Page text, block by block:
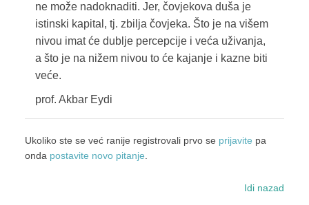
ne može nadoknaditi. Jer, čovjekova duša je
istinski kapital, tj. zbilja čovjeka. Što je na višem
nivou imat će dublje percepcije i veća uživanja,
a što je na nižem nivou to će kajanje i kazne biti
veće.
prof. Akbar Eydi
Ukoliko ste se već ranije registrovali prvo se prijavite pa
onda postavite novo pitanje.
Idi nazad